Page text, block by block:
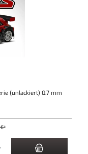
(unlackiert) 0.7 mm
benutze die Schaltflächen um die